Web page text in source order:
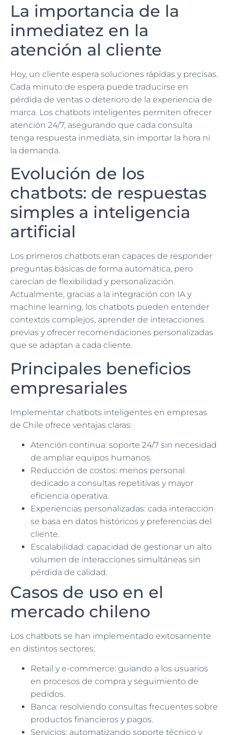
La importancia de la
inmediatez en la
atención al cliente
Hoy, un cliente espera soluciones rápidas y precisas.
Cada minuto de espera puede traducirse en
pérdida de ventas o deterioro de la experiencia de
marca. Los chatbots inteligentes permiten ofrecer
atención 24/7, asegurando que cada consulta
tenga respuesta inmediata, sin importar la hora ni
la demanda.
Evolución de los
chatbots: de respuestas
simples a inteligencia
artificial
Los primeros chatbots eran capaces de responder
preguntas básicas de forma automática, pero
carecían de flexibilidad y personalización.
Actualmente, gracias a la integración con IA y
machine learning, los chatbots pueden entender
contextos complejos, aprender de interacciones
previas y ofrecer recomendaciones personalizadas
que se adaptan a cada cliente.
Principales beneficios
empresariales
Implementar chatbots inteligentes en empresas
de Chile ofrece ventajas claras:
Atención continua: soporte 24/7 sin necesidad
de ampliar equipos humanos.
Reducción de costos: menos personal
dedicado a consultas repetitivas y mayor
eficiencia operativa.
Experiencias personalizadas: cada interacción
se basa en datos históricos y preferencias del
cliente.
Escalabilidad: capacidad de gestionar un alto
volumen de interacciones simultáneas sin
pérdida de calidad.
Casos de uso en el
mercado chileno
Los chatbots se han implementado exitosamente
en distintos sectores:
Retail y e-commerce: guiando a los usuarios
en procesos de compra y seguimiento de
pedidos.
Banca: resolviendo consultas frecuentes sobre
productos financieros y pagos.
Servicios: automatizando soporte técnico y